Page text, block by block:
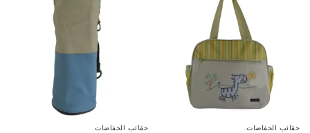
حقائب الحفاضات حقائب الحفاضات